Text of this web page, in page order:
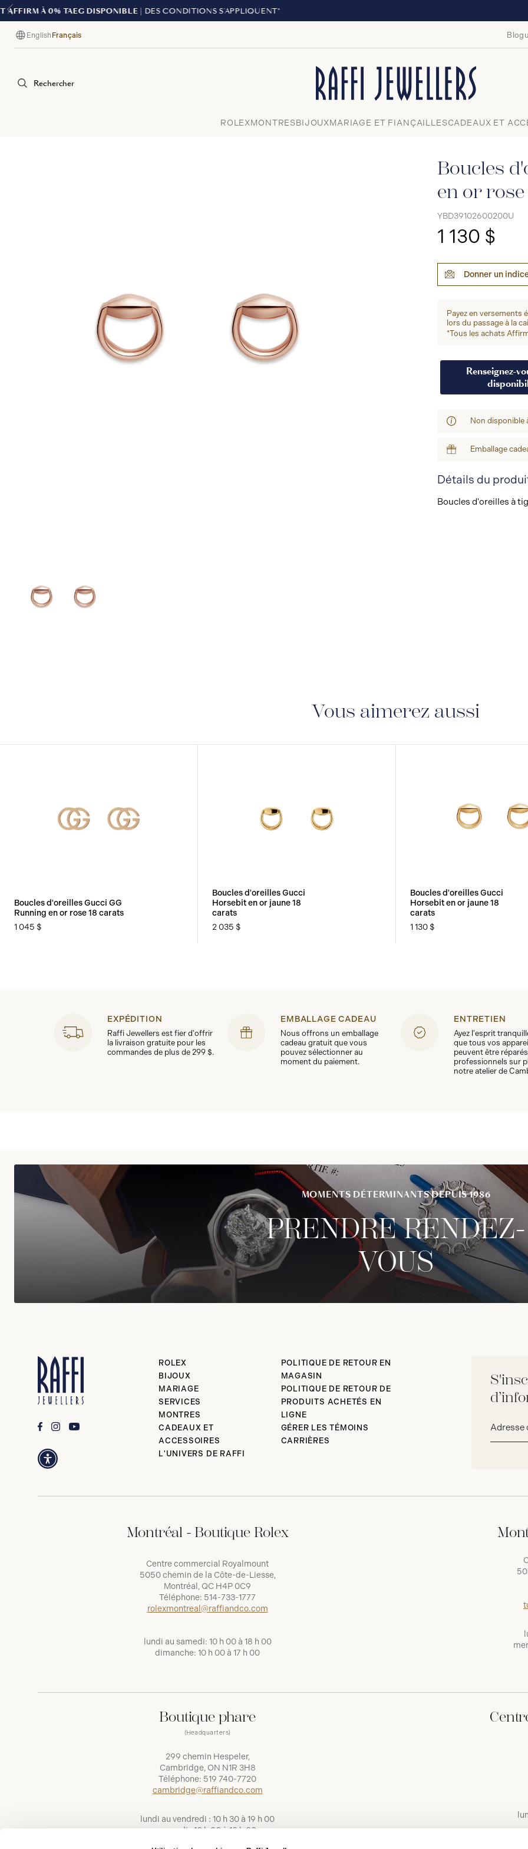
Langue
English Français
Rechercher
Fermer
ROLEXMONTRESBIJOUXMARIAGE ET FIANÇAILLESCADEAUX ET
Boucles
en or
YBD39102600200U
1 130 $
Donner un
Payez en versements
lors du passage à la
*Tous les achats
Renseignez-
Non disponible
Emballage
Détails du
Boucles d'oreilles à
Vous aimerez aussi
Boucles d'oreilles Gucci GG
Running en or rose 18 carats
1 045 $
Boucles d'oreilles Gucci
Horsebit en or jaune 18
carats
2 035 $
Boucles d'oreilles Gucci
Horsebit en or jaune 18
carats
1 130 $
EXPÉDITION
Raffi Jewellers est fier d'offrir
la livraison gratuite pour les
commandes de plus de 299 $.
EMBALLAGE CADEAU
Nous offrons un emballage
cadeau gratuit que vous
pouvez sélectionner au
moment du paiement.
ENTRETIEN
Ayez l'esprit
que tous vos
peuvent être
professionnels sur
notre atelier de
MOMENTS DÉTERMINANTS DEPUIS 1986
PRENDRE RENDEZ-
VOUS
courriel*
ROLEX
BIJOUX
MARIAGE
SERVICES
MONTRES
CADEAUX ET
ACCESSOIRES
L'UNIVERS DE RAFFI
POLITIQUE DE RETOUR EN
MAGASIN
POLITIQUE DE RETOUR DE
PRODUITS ACHETÉS EN
LIGNE
GÉRER LES TÉMOINS
CARRIÈRES
Montréal - Boutique Rolex
Centre commercial Royalmount
5050 chemin de la Côte-de-Liesse,
Montréal, QC H4P 0C9
Téléphone: 514-733-1777
rolexmontreal@raffiandco.com
lundi au samedi: 10 h 00 à 18 h 00
dimanche: 10 h 00 à 17 h 00
Boutique phare
(Headquarters)
299 chemin Hespeler,
Cambridge, ON N1R 3H8
Téléphone: 519 740-7720
cambridge@raffiandco.com
lundi au vendredi : 10 h 30 à 19 h 00
samedi : 10 h 00 à 18 h 00